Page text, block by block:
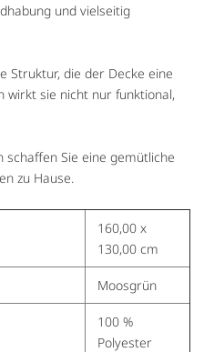
und vielseitig
Struktur, die der Decke eine
wirkt sie nicht nur funktional,
schaffen Sie eine gemütliche
zu Hause.
160,00 x
130,00 cm
Moosgrün
100 %
Polyester